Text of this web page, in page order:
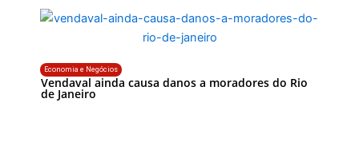
Economia e Negócios
Vendaval ainda causa danos a moradores do Rio
de Janeiro